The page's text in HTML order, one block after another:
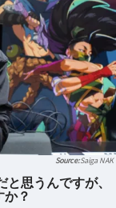
Saiga NAK
思うんですが、
か？